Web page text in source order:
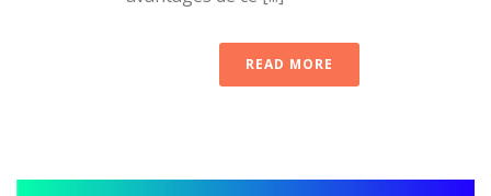
READ MORE